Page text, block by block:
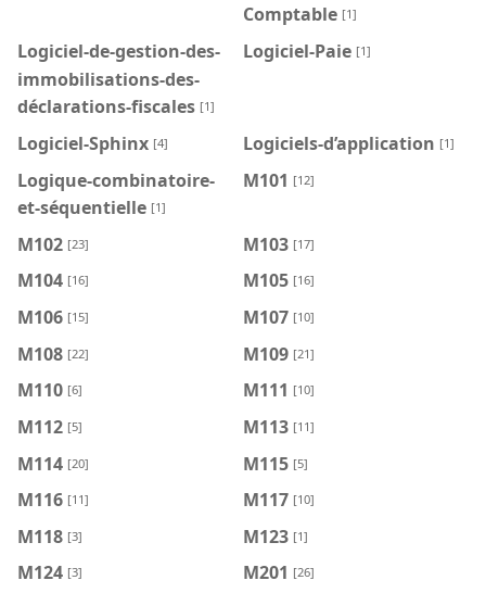
Comptable [1]
Logiciel-de-gestion-des-
immobilisations-des-
déclarations-fiscales [1]
Logiciel-Paie [1]
Logiciel-Sphinx [4] Logiciels-d’application [1]
Logique-combinatoire-
et-séquentielle [1]
M101 [12]
M102 [23] M103 [17]
M104 [16] M105 [16]
M106 [15] M107 [10]
M108 [22] M109 [21]
M110 [6] M111 [10]
M112 [5] M113 [11]
M114 [20] M115 [5]
M116 [11] M117 [10]
M118 [3] M123 [1]
M124 [3] M201 [26]